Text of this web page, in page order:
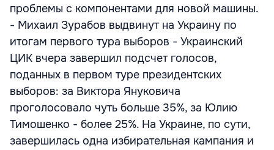
проблемы с компонентами для новой машины.
- Михаил Зурабов выдвинут на Украину по
итогам первого тура выборов - Украинский
ЦИК вчера завершил подсчет голосов,
поданных в первом туре президентских
выборов: за Виктора Януковича
проголосовало чуть больше 35%, за Юлию
Тимошенко - более 25%. На Украине, по сути,
завершилась одна избирательная кампания и